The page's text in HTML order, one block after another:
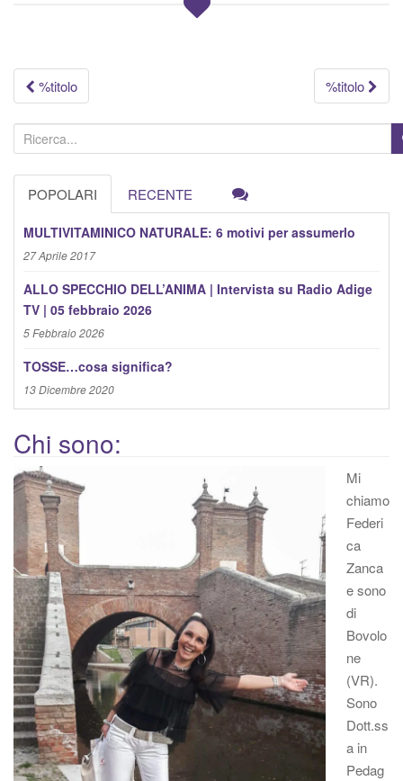
Navigazione
articolo
%titolo %titolo
e
r
POPOLARI RECENTE
MULTIVITAMINICO NATURALE: 6 motivi per assumerlo
27 Aprile 2017
ALLO SPECCHIO DELL’ANIMA | Intervista su Radio Adige
TV | 05 febbraio 2026
5 Febbraio 2026
TOSSE…cosa significa?
13 Dicembre 2020
Chi sono:
Mi
chiamo
Federi
ca
Zanca
e sono
di
Bovolo
ne
(VR).
Sono
Dott.ss
a in
Pedag